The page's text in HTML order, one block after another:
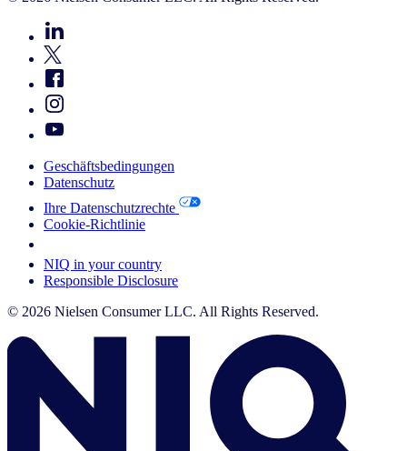
Geschäftsbedingungen
Datenschutz
Ihre Datenschutzrechte
Cookie-Richtlinie
NIQ in your country
Responsible Disclosure
© 2026 Nielsen Consumer LLC. All Rights Reserved.